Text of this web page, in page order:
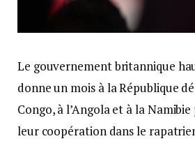
Le gouvernement britannique
donne un mois à la République
Congo, à l’Angola et à la
leur coopération dans le